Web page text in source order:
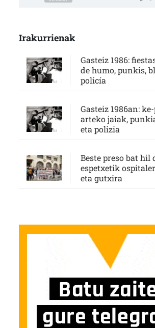
Irakurrienak
Gasteiz 1986:
de humo, punkis,
policía
Gasteiz 1986an:
arteko jaiak,
eta polizia
Beste preso bat hil
espetxetik
eta gutxira